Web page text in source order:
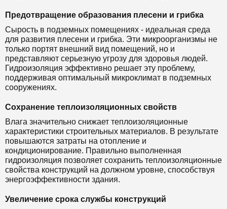
Предотвращение образования плесени и грибка
Сырость в подземных помещениях - идеальная среда
для развития плесени и грибка. Эти микроорганизмы не
только портят внешний вид помещений, но и
представляют серьезную угрозу для здоровья людей.
Гидроизоляция эффективно решает эту проблему,
поддерживая оптимальный микроклимат в подземных
сооружениях.
Сохранение теплоизоляционных свойств
Влага значительно снижает теплоизоляционные
характеристики строительных материалов. В результате
повышаются затраты на отопление и
кондиционирование. Правильно выполненная
гидроизоляция позволяет сохранить теплоизоляционные
свойства конструкций на должном уровне, способствуя
энергоэффективности здания.
Увеличение срока службы конструкций